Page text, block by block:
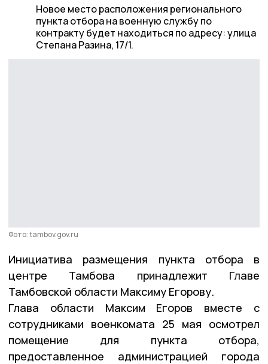
Новое место расположения регионального
пункта отбора на военную службу по
контракту будет находиться по адресу: улица
Степана Разина, 17/1.
Фото: tambov.gov.ru
Инициатива размещения пункта отбора в
центре Тамбова принадлежит Главе
Тамбовской области Максиму Егорову.
Глава области Максим Егоров вместе с
сотрудниками военкомата 25 мая осмотрел
помещение для пункта отбора,
предоставленное администрацией города